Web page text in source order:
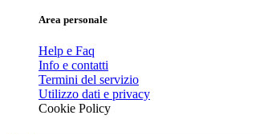
Area personale
Help e Faq
Info e contatti
Termini del servizio
Utilizzo dati e privacy
Cookie Policy